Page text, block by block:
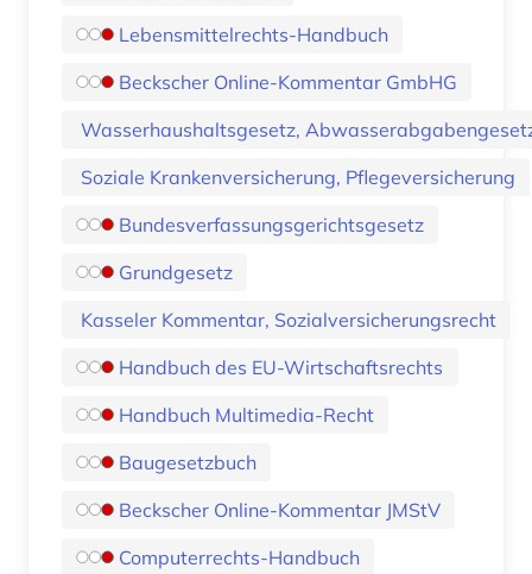
Lebensmittelrechts-Handbuch
Beckscher Online-Kommentar GmbHG
Wasserhaushaltsgesetz,
Soziale Krankenversicherung, Pflegeversicherung
Bundesverfassungsgerichtsgesetz
Grundgesetz
Kasseler Kommentar, Sozialversicherungsrecht
Handbuch des EU-Wirtschaftsrechts
Handbuch Multimedia-Recht
Baugesetzbuch
Beckscher Online-Kommentar JMStV
Computerrechts-Handbuch